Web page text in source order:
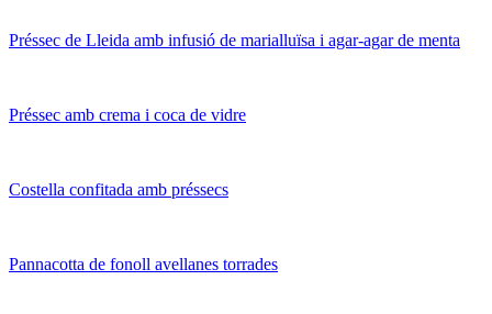
Préssec de Lleida amb infusió de marialluïsa i agar-agar de menta
Préssec amb crema i coca de vidre
Costella confitada amb préssecs
Pannacotta de fonoll avellanes torrades